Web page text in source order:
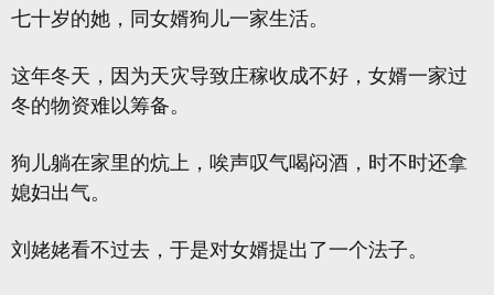
七十岁的她，同女婿狗儿一家生活。
这年冬天，因为天灾导致庄稼收成不好，女婿一家过
冬的物资难以筹备。
狗儿躺在家里的炕上，唉声叹气喝闷酒，时不时还拿
媳妇出气。
刘姥姥看不过去，于是对女婿提出了一个法子。